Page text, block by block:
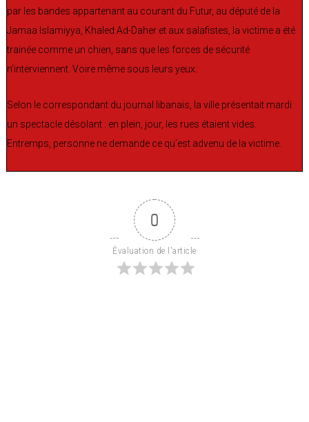
par les bandes appartenant au courant du Futur, au député de la
Jamaa Islamiyya, Khaled Ad-Daher et aux salafistes, la victime a été
trainée comme un chien, sans que les forces de sécurité
n’interviennent. Voire même sous leurs yeux.
Selon le correspondant du journal libanais, la ville présentait mardi
un spectacle désolant : en plein, jour, les rues étaient vides.
Entremps, personne ne demande ce qu’est advenu de la victime.
0
Évaluation de l'article